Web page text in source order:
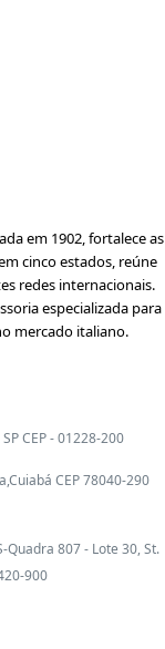
em 1902, fortalece as
cinco estados, reúne
redes internacionais.
especializada para
mercado italiano.
CEP - 01228-200
CEP 78040-290
Quadra 807 - Lote 30, St.
900